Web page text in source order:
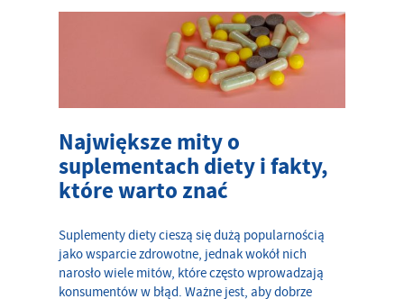
Największe mity o
suplementach diety i fakty,
które warto znać
Suplementy diety cieszą się dużą popularnością
jako wsparcie zdrowotne, jednak wokół nich
narosło wiele mitów, które często wprowadzają
konsumentów w błąd. Ważne jest, aby dobrze